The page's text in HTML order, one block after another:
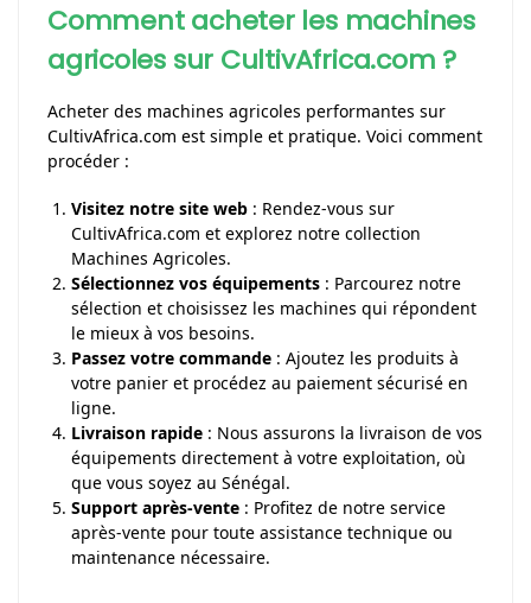
Comment acheter les machines
agricoles sur CultivAfrica.com ?
Acheter des machines agricoles performantes sur
CultivAfrica.com est simple et pratique. Voici comment
procéder :
Visitez notre site web : Rendez-vous sur
CultivAfrica.com et explorez notre collection
Machines Agricoles.
Sélectionnez vos équipements : Parcourez notre
sélection et choisissez les machines qui répondent
le mieux à vos besoins.
Passez votre commande : Ajoutez les produits à
votre panier et procédez au paiement sécurisé en
ligne.
Livraison rapide : Nous assurons la livraison de vos
équipements directement à votre exploitation, où
que vous soyez au Sénégal.
Support après-vente : Profitez de notre service
après-vente pour toute assistance technique ou
maintenance nécessaire.